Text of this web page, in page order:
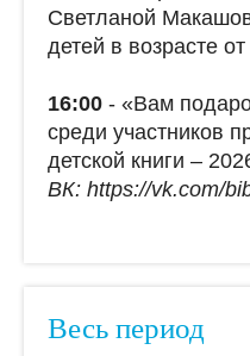
Светланой
детей в возрасте
16:00 - «Вам
среди участников
детской книги –
ВК: https://vk.com/
Весь период